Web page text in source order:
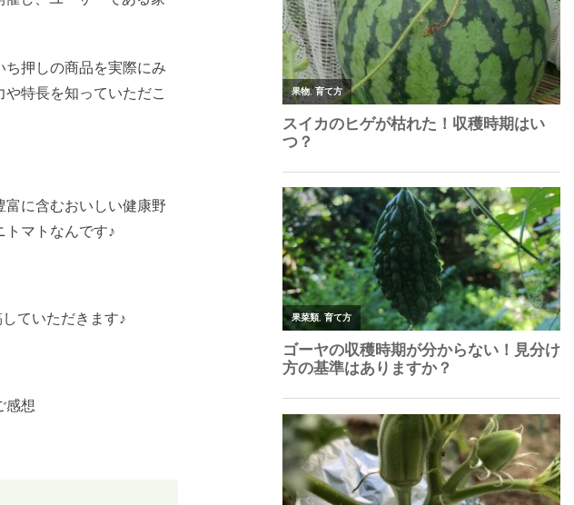
押しの商品を実際にみ
特長を知っていただこ
に含むおいしい健康野
マトなんです♪
ていただきます♪
感想